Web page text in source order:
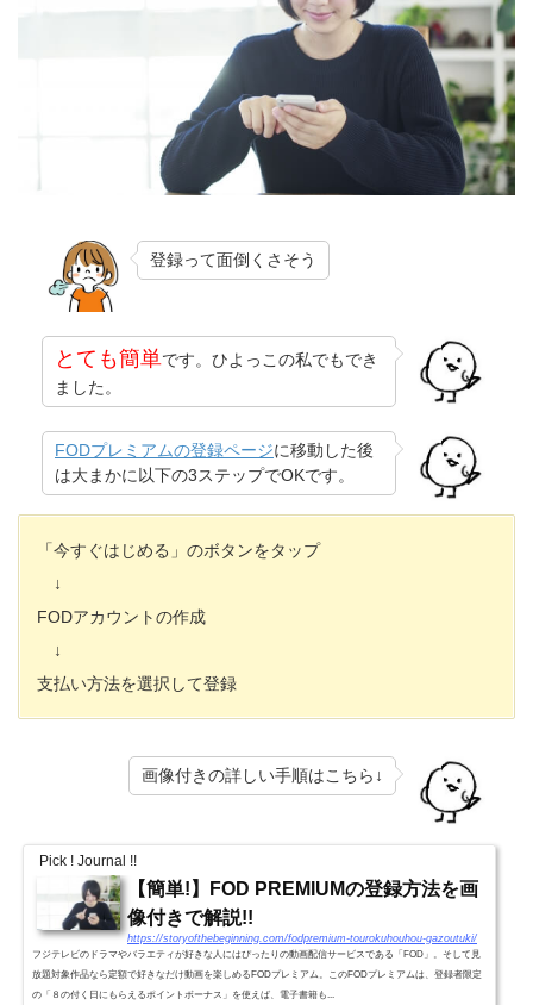
登録って面倒くさそう
とても簡単です。ひよっこの私でもでき
ました。
FODプレミアムの登録ページに移動した後
は大まかに以下の3ステップでOKです。
「今すぐはじめる」のボタンをタップ
↓
FODアカウントの作成
↓
支払い方法を選択して登録
画像付きの詳しい手順はこちら↓
Pick ! Journal !!
【簡単!】FOD PREMIUMの登録方法を画
像付きで解説!!
https://storyofthebeginning.com/fodpremium-tourokuhouhou-gazoutuki/
フジテレビのドラマやバラエティが好きな人にはぴったりの動画配信サービスである「FOD」。そして見
放題対象作品なら定額で好きなだけ動画を楽しめるFODプレミアム。このFODプレミアムは、登録者限定
の「８の付く日にもらえるポイントボーナス」を使えば、電子書籍も...